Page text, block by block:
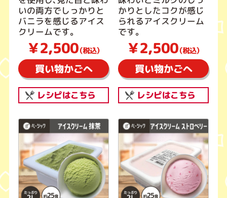
いの両方でしっかりと
バニラを感じるアイス
クリームです。
￥2,500（税込）
買い物かごへ
レシピはこちら
かりとしたコクが感じ
られるアイスクリーム
です。
￥2,500（税込）
買い物かごへ
レシピはこちら